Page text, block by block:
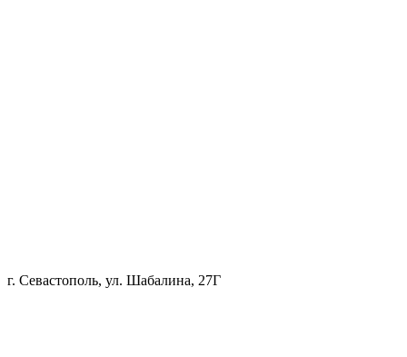
г. Севастополь, ул. Шабалина, 27Г